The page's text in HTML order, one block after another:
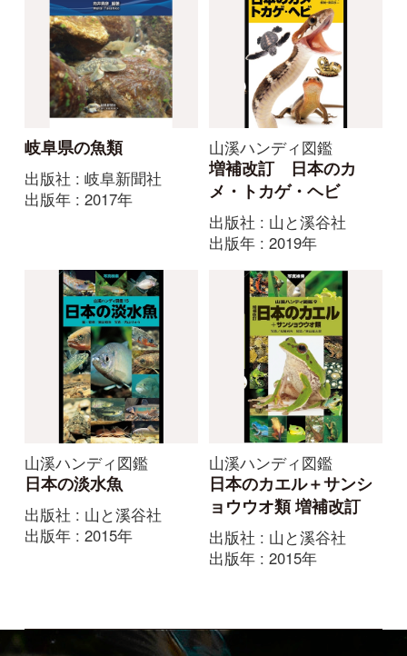
Copyright ©2016 Yama-kei Publishers co.,Ltd.
An impress Group Company. All rights reserved.